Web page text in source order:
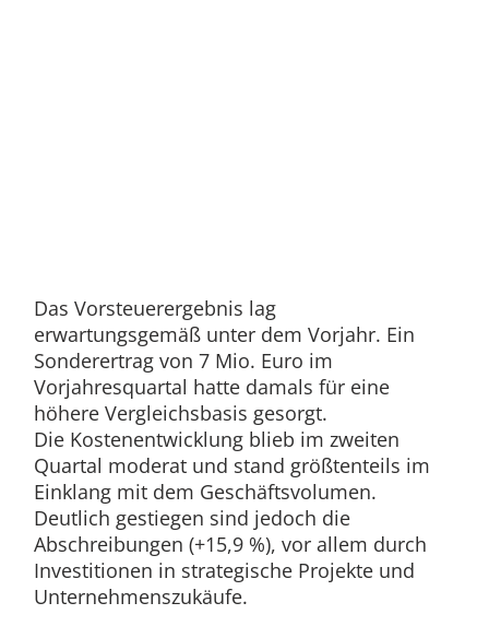
Das Vorsteuerergebnis lag
erwartungsgemäß unter dem Vorjahr. Ein
Sonderertrag von 7 Mio. Euro im
Vorjahresquartal hatte damals für eine
höhere Vergleichsbasis gesorgt.
Die Kostenentwicklung blieb im zweiten
Quartal moderat und stand größtenteils im
Einklang mit dem Geschäftsvolumen.
Deutlich gestiegen sind jedoch die
Abschreibungen (+15,9 %), vor allem durch
Investitionen in strategische Projekte und
Unternehmenszukäufe.